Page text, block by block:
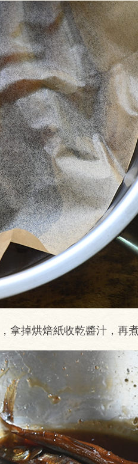
拿掉烘焙紙收乾醬汁，再